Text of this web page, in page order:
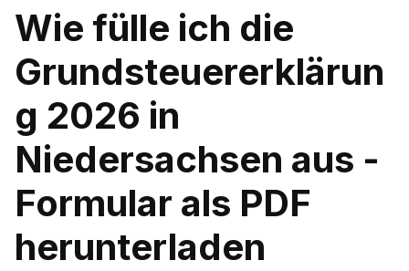
Wie fülle ich die
Grundsteuererklärun
g 2026 in
Niedersachsen aus -
Formular als PDF
herunterladen